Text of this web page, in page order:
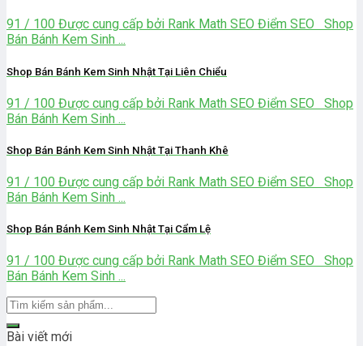
91 / 100 Được cung cấp bởi Rank Math SEO Điểm SEO Shop
Bán Bánh Kem Sinh ...
Shop Bán Bánh Kem Sinh Nhật Tại Liên Chiểu
91 / 100 Được cung cấp bởi Rank Math SEO Điểm SEO Shop
Bán Bánh Kem Sinh ...
Shop Bán Bánh Kem Sinh Nhật Tại Thanh Khê
91 / 100 Được cung cấp bởi Rank Math SEO Điểm SEO Shop
Bán Bánh Kem Sinh ...
Shop Bán Bánh Kem Sinh Nhật Tại Cẩm Lệ
91 / 100 Được cung cấp bởi Rank Math SEO Điểm SEO Shop
Bán Bánh Kem Sinh ...
Bài viết mới